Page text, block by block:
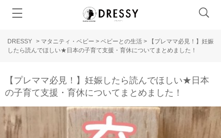
DRESSY > マタニティ・ベビー > ベビーとの生活 >
【プレママ必見！】妊娠
したら読んでほしい★日本の子育て支援・育休についてまとめました！
【プレママ必見！】妊娠したら読んでほしい★日本
の子育て支援・育休についてまとめました！